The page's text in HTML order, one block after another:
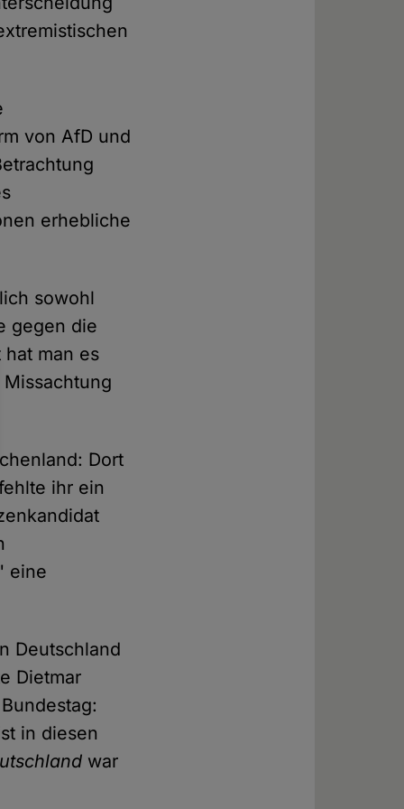
von AfD und
erhebliche
sowohl
gegen die
man es
Dort
ihr ein
eine
Deutschland
Dietmar
in diesen
war